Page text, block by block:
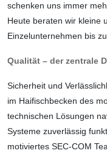
schenken uns immer
Heute beraten wir kleine
Einzel­unternehmen bis
Qualität – der zentrale
Sicherheit und
im Haifischbecken des
technischen Lösungen
Systeme zuverlässig
motiviertes SEC-COM